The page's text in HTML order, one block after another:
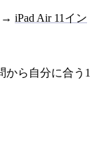
→ iPad Air 11イン
から自分に合う1